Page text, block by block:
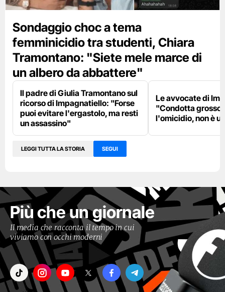
Sondaggio choc a tema
femminicidio tra studenti, Chiara
Tramontano: "Siete mele marce di
un albero da abbattere"
Il padre di Giulia Tramontano sul
ricorso di Impagnatiello: "Forse
puoi evitare l'ergastolo, ma resti
un assassino"
Le avvocate di
"Condotta
l'omicidio, non è
LEGGI TUTTA LA STORIA SEGUI
Più che un giornale
Il media che racconta il tempo in cui
viviamo con occhi moderni